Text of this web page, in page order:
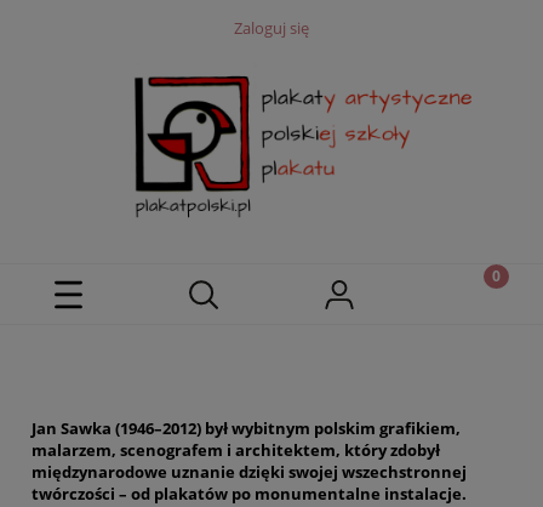
Zaloguj się
Jan Sawka (1946–2012) był wybitnym polskim grafikiem,
malarzem, scenografem i architektem, który zdobył
międzynarodowe uznanie dzięki swojej wszechstronnej
twórczości – od plakatów po monumentalne instalacje.